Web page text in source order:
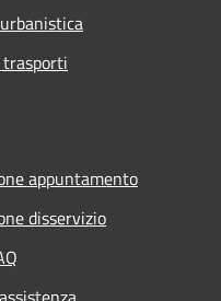
appuntamento
disservizio